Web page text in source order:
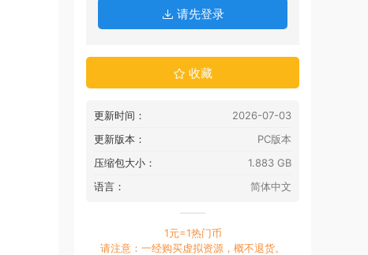
请先登录
收藏
更新时间：
2026-07-03
更新版本：
PC版本
压缩包大小：
1.883 GB
语言：
简体中文
1元=1热门币
请注意：一经购买虚拟资源，概不退货。